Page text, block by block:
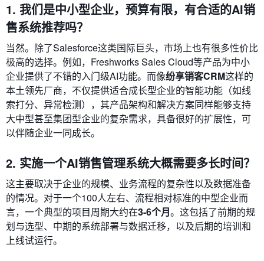
1. 我们是中小型企业，预算有限，有合适的AI销
售系统推荐吗？
当然。除了Salesforce这类国际巨头，市场上也有很多性价比
极高的选择。例如，Freshworks Sales Cloud等产品为中小
企业提供了不错的入门级AI功能。而像纷享销客CRM这样的
本土领先厂商，不仅提供适合成长型企业的智能功能（如线
索打分、异常检测），其产品架构和解决方案同样能够支持
大中型甚至集团型企业的复杂需求，具备很好的扩展性，可
以伴随企业一同成长。
2. 实施一个AI销售管理系统大概需要多长时间？
这主要取决于企业的规模、业务流程的复杂性以及数据准备
的情况。对于一个100人左右、流程相对标准的中型企业而
言，一个典型的项目周期大约在3-6个月。这包括了前期的规
划与选型、中期的系统部署与数据迁移，以及后期的培训和
上线试运行。